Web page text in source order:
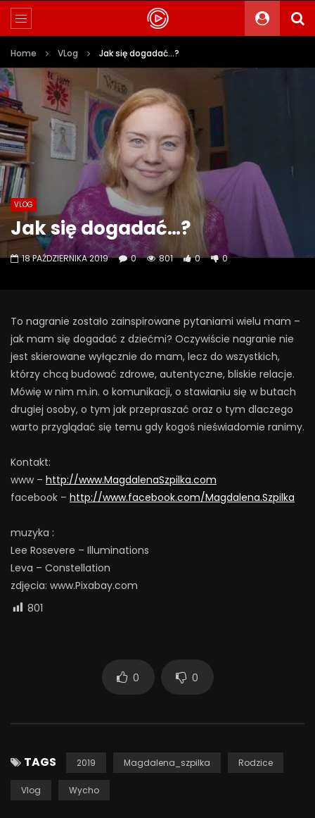
Home VLog Jak się dogadać…?
VLOG
Jak się dogadać…?
18 PAŹDZIERNIKA 2019 0 801 0 0
To nagranie zostało zainspirowane pytaniami wielu mam –
jak mam się dogadać z dziećmi? Oczywiście nagranie nie
jest skierowane wyłącznie do mam, lecz do wszystkich,
którzy chcą budować zdrowe, autentyczne, bliskie relacje.
Mówię w nim m.in. o komunikacji, o stawianiu się w butach
drugiej osoby, o tym jak przepraszać oraz o tym dlaczego
warto przyglądać się temu gdy kogoś nieświadomie ranimy.
Kontakt:
www – http://www.MagdalenaSzpilka.com
facebook – http://www.facebook.com/Magdalena.Szpilka
muzyka :
Lee Rosevere – Illuminations
Leva – Constellation
zdjęcia: www.Pixabay.com
801
0 0
TAGS 2019 Magdalena_szpilka Rodzice
Vlog Wycho